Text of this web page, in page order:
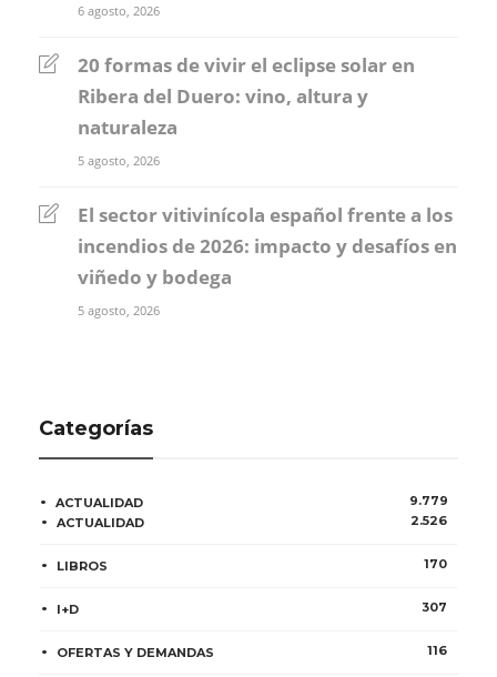
6 agosto, 2026
20 formas de vivir el eclipse solar en
Ribera del Duero: vino, altura y
naturaleza
5 agosto, 2026
El sector vitivinícola español frente a los
incendios de 2026: impacto y desafíos en
viñedo y bodega
5 agosto, 2026
Categorías
ACTUALIDAD
9.779
ACTUALIDAD
2.526
LIBROS 170
I+D 307
OFERTAS Y DEMANDAS 116